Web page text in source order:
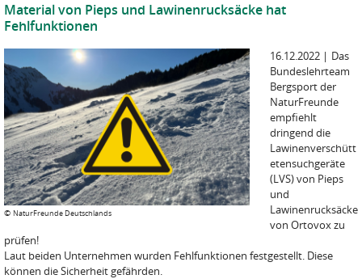
Material von Pieps und Lawinenrucksäcke hat
Fehlfunktionen
© NaturFreunde Deutschlands
16.12.2022 | Das
Bundeslehrteam
Bergsport der
NaturFreunde
empfiehlt
dringend die
Lawinenverschütt
etensuchgeräte
(LVS) von Pieps
und
Lawinenrucksäcke
von Ortovox zu
prüfen!
Laut beiden Unternehmen wurden Fehlfunktionen festgestellt. Diese
können die Sicherheit gefährden.